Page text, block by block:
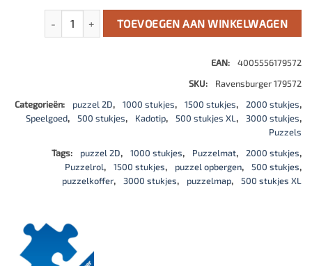
Puzzelrol XXL (1000-3000), puzzelmat, puzzelrol,
TOEVOEGEN AAN WINKELWAGEN
EAN:
4005556179572
SKU:
Ravensburger 179572
Categorieën:
puzzel 2D, 1000 stukjes, 1500 stukjes, 2000 stukjes,
Speelgoed, 500 stukjes, Kadotip, 500 stukjes XL , 3000 stukjes,
Puzzels
Tags:
puzzel 2D, 1000 stukjes, Puzzelmat, 2000 stukjes,
Puzzelrol, 1500 stukjes, puzzel opbergen, 500 stukjes,
puzzelkoffer, 3000 stukjes, puzzelmap, 500 stukjes XL